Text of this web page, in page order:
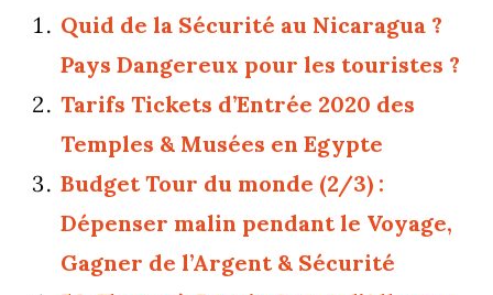
Quid de la Sécurité au Nicaragua ?
Pays Dangereux pour les touristes ?
Tarifs Tickets d’Entrée 2020 des
Temples & Musées en Egypte
Budget Tour du monde (2/3) :
Dépenser malin pendant le Voyage,
Gagner de l’Argent & Sécurité